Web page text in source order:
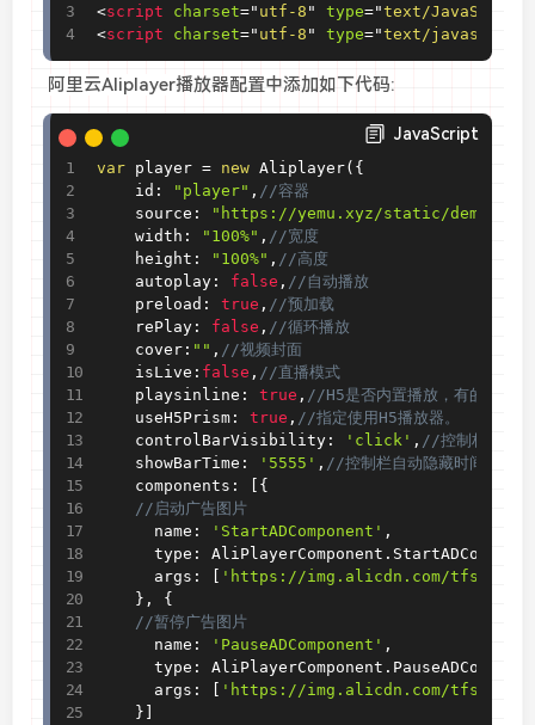
<script charset=" utf-8 " type="text/JavaScript
<script charset=" utf-8 " type="text/javascript
阿里云Aliplayer播放器配置中添加如下代码:
JavaScript
var player = new Aliplayer( {
    id
: "player" , //容器
    source
:
"https://yemu.xyz/static/
    width
: "100%" , //宽度
    height
: "100%" , //高度
    autoplay
: false , //自动播放
    preload
: true , //预加载
    rePlay
: false , //循环播放
    cover
: "" , //视频封面
    isLive
: false , //直播模式
    playsinline
: true , //H5是否内置播放，有的
    useH5Prism
: true , //指定使用H5播放器。
    controlBarVisibility
: 'click' , //控制栏显示
    showBarTime
: '5555' , //控制栏自动隐藏时间
    components
:
{
//启动广告图片
      name
: 'StartADComponent' ,
      type
: AliPlayerComponent .
      args
:
'https://img.alicdn.com/tfs/
} ,
{
//暂停广告图片
      name
: 'PauseADComponent' ,
      type
: AliPlayerComponent .
      args
:
'https://img.alicdn.com/tfs/
}